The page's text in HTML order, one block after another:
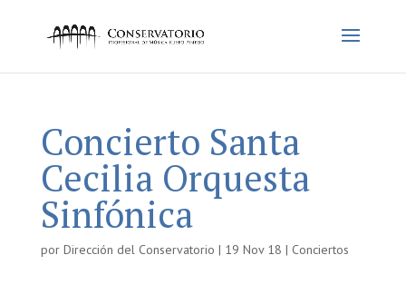
Concierto Santa
Cecilia Orquesta
Sinfónica
por Dirección del Conservatorio | 19 Nov 18 | Conciertos